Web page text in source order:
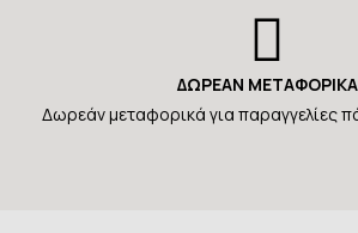
ΔΩΡΕΑΝ ΜΕΤΑΦΟΡΙΚΑ
Δωρεάν μεταφορικά για παραγγελίες